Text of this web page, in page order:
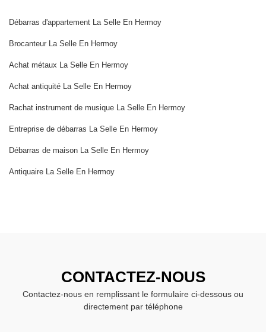
Débarras d'appartement La Selle En Hermoy
Brocanteur La Selle En Hermoy
Achat métaux La Selle En Hermoy
Achat antiquité La Selle En Hermoy
Rachat instrument de musique La Selle En Hermoy
Entreprise de débarras La Selle En Hermoy
Débarras de maison La Selle En Hermoy
Antiquaire La Selle En Hermoy
CONTACTEZ-NOUS
Contactez-nous en remplissant le formulaire ci-dessous ou
directement par téléphone